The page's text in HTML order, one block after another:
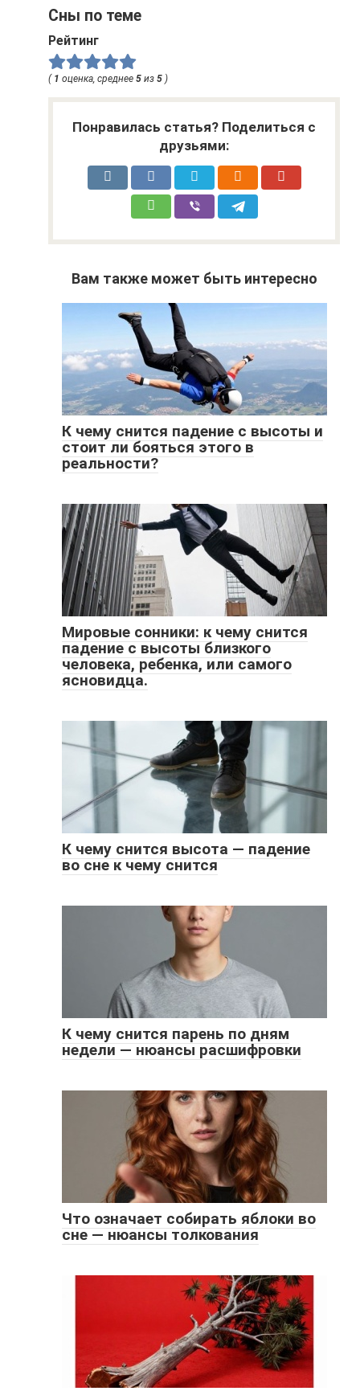
Сны по теме
Рейтинг
( 1 оценка, среднее 5 из 5 )
Понравилась статья? Поделиться с
друзьями:
Вам также может быть интересно
К чему снится падение с высоты и
стоит ли бояться этого в
реальности?
Мировые сонники: к чему снится
падение с высоты близкого
человека, ребенка, или самого
ясновидца.
К чему снится высота — падение
во сне к чему снится
К чему снится парень по дням
недели — нюансы расшифровки
Что означает собирать яблоки во
сне — нюансы толкования